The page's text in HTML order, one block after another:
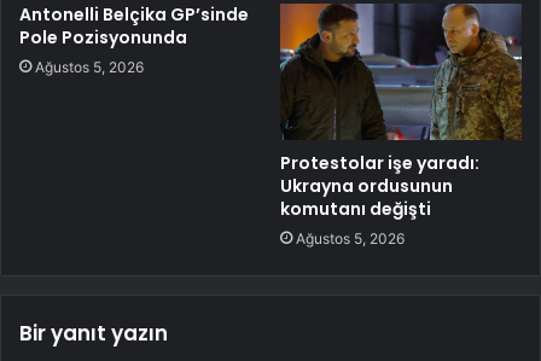
Antonelli Belçika GP’sinde
Pole Pozisyonunda
Ağustos 5, 2026
Protestolar işe yaradı:
Ukrayna ordusunun
komutanı değişti
Ağustos 5, 2026
Bir yanıt yazın